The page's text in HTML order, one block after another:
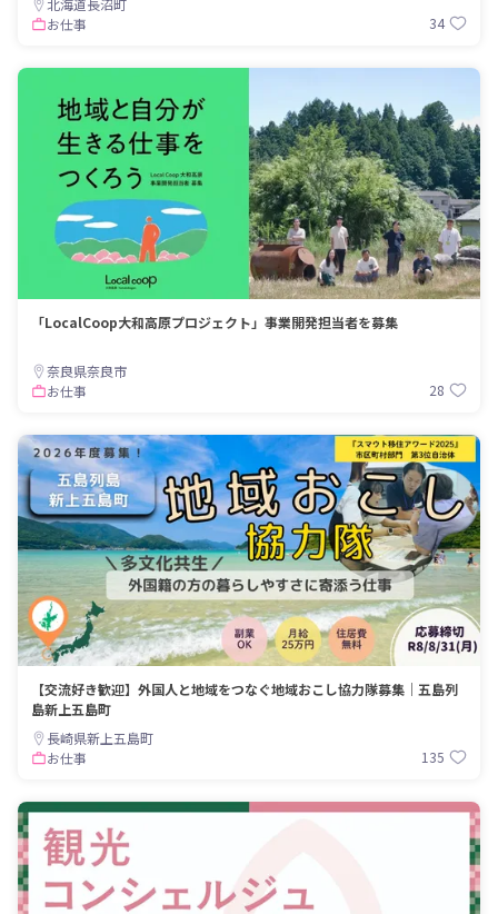
お仕事
34
「LocalCoop大和高原プロジェクト」事業開発担当者を募集
奈良県奈良市
お仕事
28
【交流好き歓迎】外国人と地域をつなぐ地域おこし協力隊募集｜五島列
島新上五島町
長崎県新上五島町
お仕事
135